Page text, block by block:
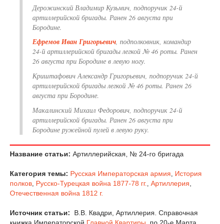
Дерожинский Владимир Кузьмич, подпоручик 24-й
артиллерийской бригады. Ранен 26 августа при
Бородине.
Ефремов Иван Григорьевич, подполковник, командир
24-й артиллерийской бригады легкой № 46 роты. Ранен
26 августа при Бородине в левую ногу.
Криштафович Александр Григорьевич, подпоручик 24-й
артиллерийской бригады легкой № 46 роты. Ранен 26
августа при Бородине.
Макалинский Михаил Федорович, подпоручик 24-й
артиллерийской бригады. Ранен 26 августа при
Бородине ружейной пулей в левую руку.
Название статьи: Артиллерийская, № 24-го бригада
Категория темы: Русская Императорская армия
История
полков Русско-Турецкая война 1877-78 гг. Артиллерия
Отечественная война 1812 г.
Источник статьи:
В.В. Квадри, Артиллерия. Справочная